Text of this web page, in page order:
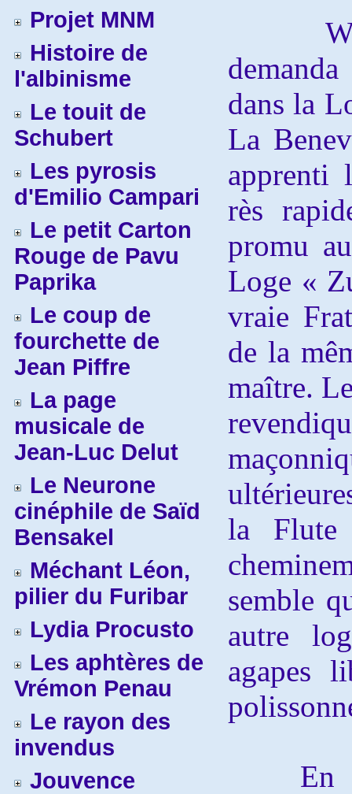
Projet MNM
Histoire de
l'albinisme
Le touit de
Schubert
Les pyrosis
d'Emilio Campari
Le petit Carton
Rouge de Pavu
Paprika
Le coup de
fourchette de
Jean Piffre
La page
musicale de
Jean-Luc Delut
Le Neurone
cinéphile de Saïd
Bensakel
Méchant Léon,
pilier du Furibar
Lydia Procusto
Les aphtères de
Vrémon Penau
Le rayon des
invendus
Jouvence
dans la
La
apprenti
rès
promu
Loge «
vraie
de la
la Flute
semble
autre
agapes
En